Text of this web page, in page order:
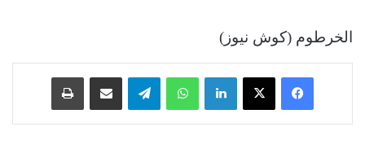
الخرطوم (كوش نيوز)
فيسبوك ‫X لينكدإن واتساب تيلقرام